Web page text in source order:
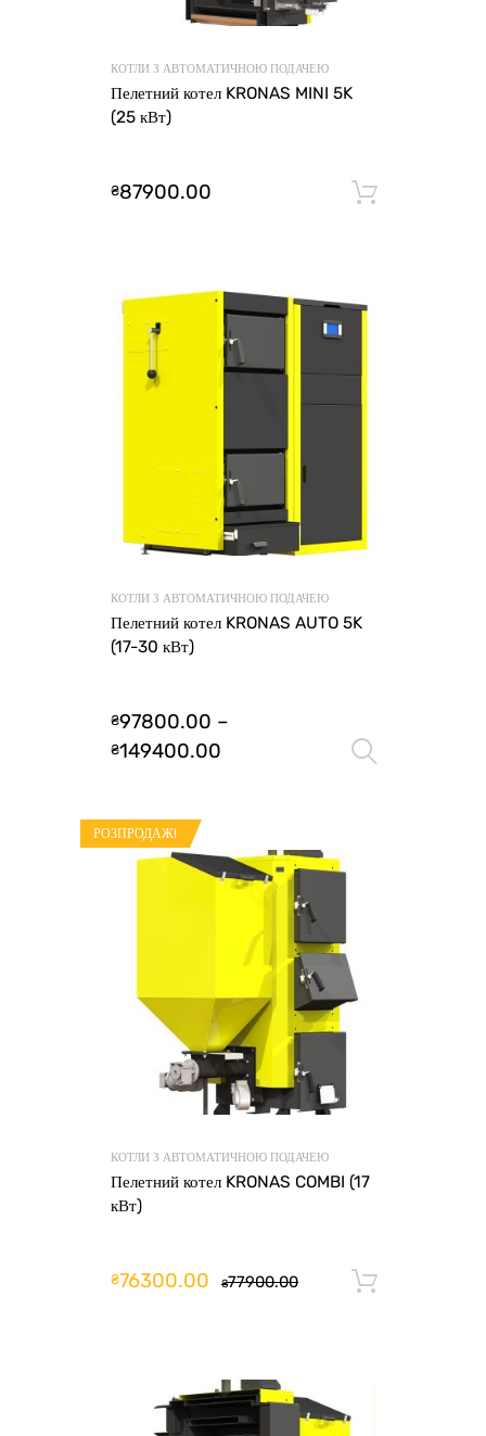
КОТЛИ З АВТОМАТИЧНОЮ ПОДАЧЕЮ
Пелетний котел KRONAS MINI 5K
(25 кВт)
₴87900.00
КОТЛИ З АВТОМАТИЧНОЮ ПОДАЧЕЮ
Пелетний котел KRONAS AUTO 5K
(17-30 кВт)
₴97800.00 –
₴149400.00
РОЗПРОДАЖ!
КОТЛИ З АВТОМАТИЧНОЮ ПОДАЧЕЮ
Пелетний котел KRONAS COMBI (17
кВт)
₴77900.00
₴76300.00